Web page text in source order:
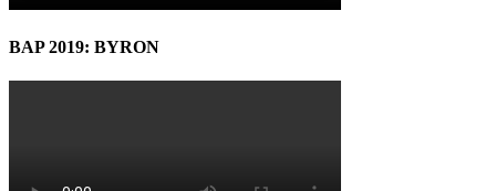
BAP 2019: BYRON